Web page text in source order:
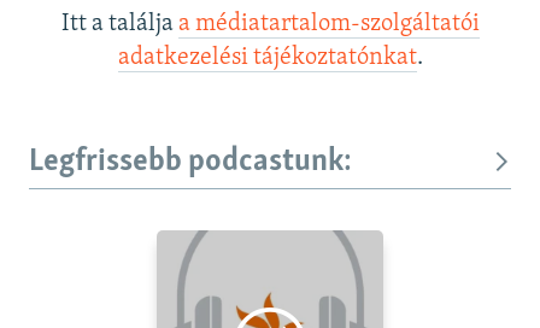
Itt a találja a médiatartalom-szolgáltatói
adatkezelési tájékoztatónkat.
Legfrissebb podcastunk: